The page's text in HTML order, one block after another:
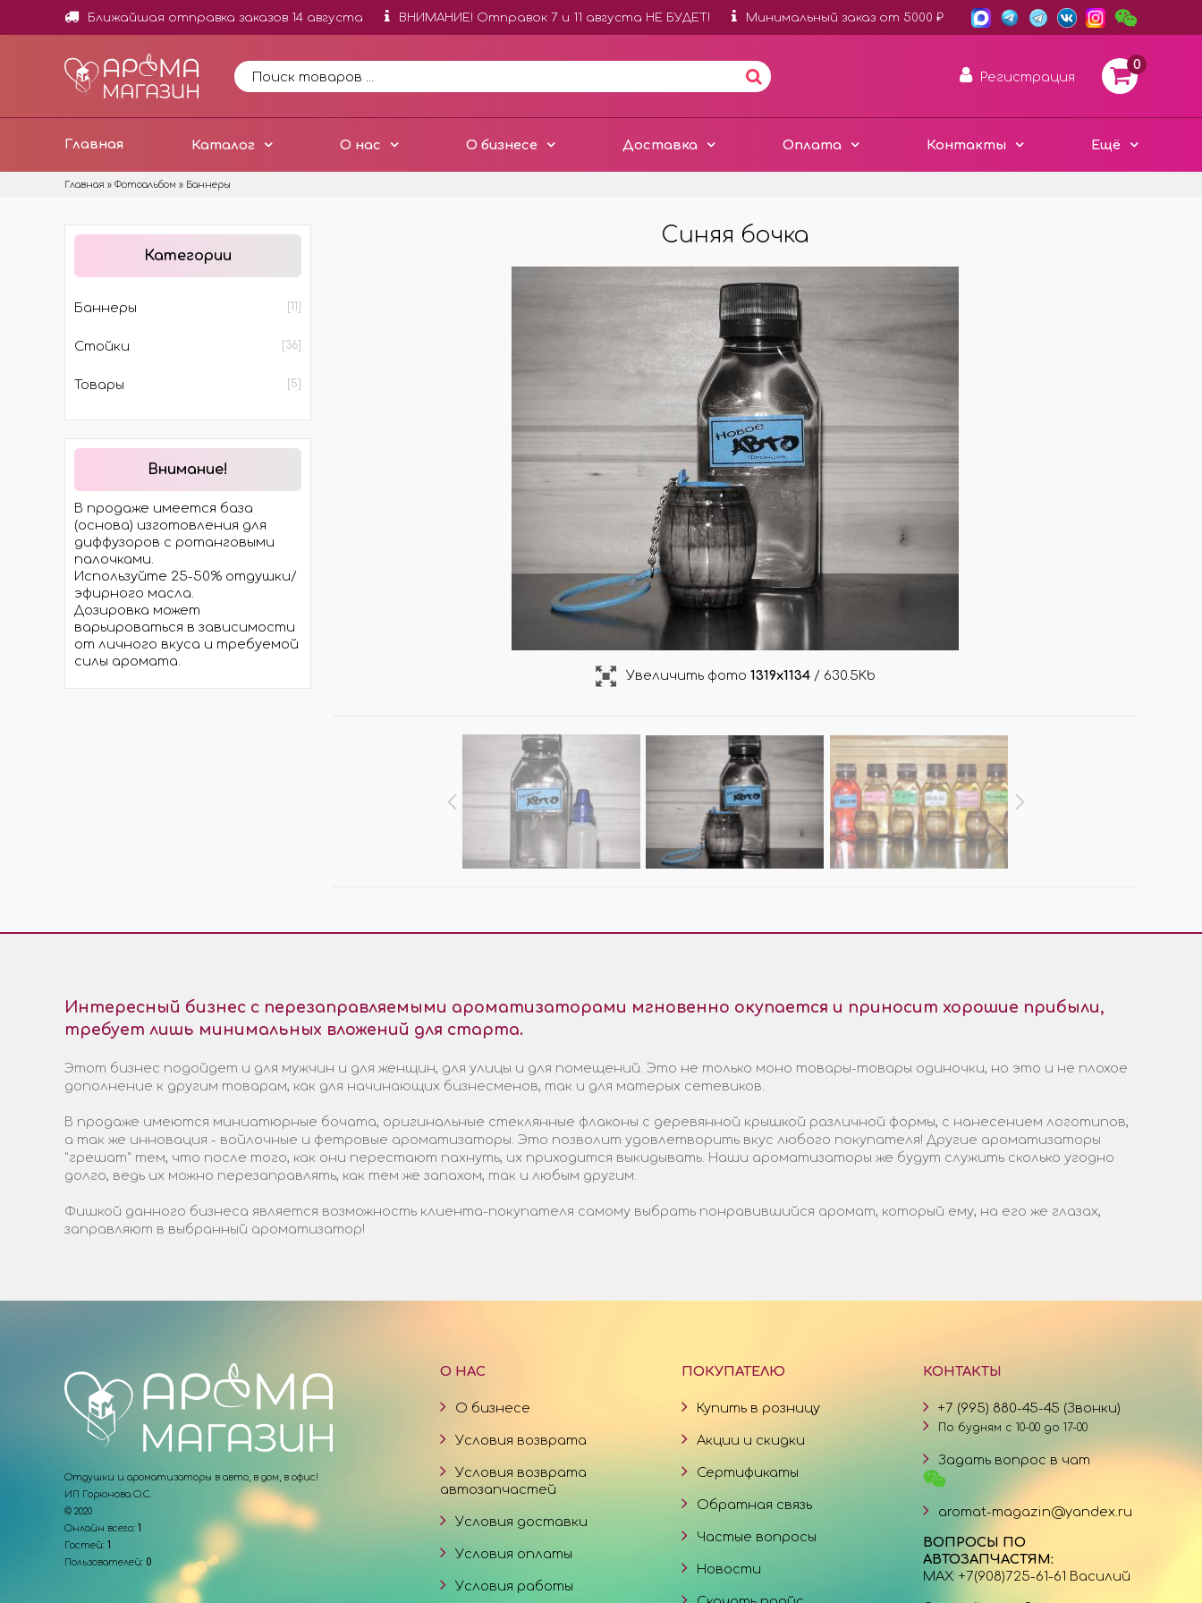
Ближайшая отправка заказов 14 августа ВНИМАНИЕ! Отправок 7 и 11 августа НЕ БУДЕТ! Минимальный заказ от 5000 ₽
Регистрация
0
Главная Каталог О нас О бизнесе Доставка Оплата Контакты Ещё
Главная » Фотоальбом » Баннеры
ФЛАКОНЫ ДЛЯ
БЕЗ ЛОГОТИПОВ
С ЛОГОТИПАМИ НА СТЕКЛЕ
С ЛОГОТИПАМИ НА КРЫШКЕ
ДЕРЕВЯННЫЕ БОЧОНКИ
ЧЁРНЫЙ СТИЛЬ
МЕТАЛЛИЧЕСКИЕ
ЕМКОСТИ ДЛЯ ДИФФУЗОРОВ
ГОТОВЫЕ ДИФФУЗОРЫ
ЖИДКОСТЬ ДЛЯ ДИФФУЗОРОВ
ПАЛОЧКИ РОТАНГ/ ФИБРА ДРУГИЕ АРОМАТИЗАТОРЫ
УНИВЕРСАЛЬНЫЕ АРОМА
НА ДЕФЛЕКТОР АВТО
ДОП. ТОВАРЫ
ДЛЯ ДЕГУСТАЦИИ АРОМАТОВ
НАКЛЕЙКИ НА ФЛАКОНЫ
ПОДВЕСКИ (РАСПРОДАЖА!)
РАСХОДНИКИ ДЛЯ РАБОТЫ
КРЫШКИ/ РАСПЫЛИТЕЛИ
АКЦИИ/ РАСПРОДАЖИ
ТОВАРЫ ПО АКЦИИ
ГИДРАВЛИКА
ПРОМО-КОДЫ/ ПОДАРКИ
(при заказе от 10 000 ₽)
Синяя бочка
Увеличить фото 1319x1134/ 630.5Kb
Категории
Баннеры [11]
Стойки [36]
Товары [5]
Внимание!
В продаже имеется база
(основа) изготовления для
диффузоров с ротанговыми
палочками.
Используйте 25-50% отдушки/
эфирного масла.
Дозировка может
варьироваться в зависимости
от личного вкуса и требуемой
силы аромата.
Интересный бизнес с перезаправляемыми ароматизаторами мгновенно окупается и приносит хорошие прибыли,
требует лишь минимальных вложений для старта.
Этот бизнес подойдет и для мужчин и для женщин, для улицы и для помещений. Это не только моно товары-товары одиночки, но это и не плохое
дополнение к другим товарам, как для начинающих бизнесменов, так и для матерых сетевиков.
В продаже имеются миниатюрные бочата, оригинальные стеклянные флаконы с деревянной крышкой различной формы, с нанесением логотипов,
а так же инновация - войлочные и фетровые ароматизаторы. Это позволит удовлетворить вкус любого покупателя! Другие ароматизаторы
"грешат" тем, что после того, как они перестают пахнуть, их приходится выкидывать. Наши ароматизаторы же будут служить сколько угодно
долго, ведь их можно перезаправлять, как тем же запахом, так и любым другим.
Фишкой данного бизнеса является возможность клиента-покупателя самому выбрать понравившийся аромат, который ему, на его же глазах,
заправляют в выбранный ароматизатор!
Отдушки и ароматизаторы в авто, в дом, в офис!
ИП Горюнова О.С.
© 2020
Онлайн всего: 1
Гостей: 1
Пользователей: 0
О НАС
О бизнесе
Условия возврата
Условия возврата
автозапчастей
Условия доставки
Условия оплаты
Условия работы
ПОКУПАТЕЛЮ
Купить в розницу
Акции и скидки
Сертификаты
Обратная связь
Частые вопросы
Новости
КОНТАКТЫ
+7 (995) 880-45-45 (Звонки)
По будням с 10-00 до 17-00
Задать вопрос в чат
aromat-magazin@yandex.ru
ВОПРОСЫ ПО
АВТОЗАПЧАСТЯМ:
MAX: +7(908)725-61-61 Василий